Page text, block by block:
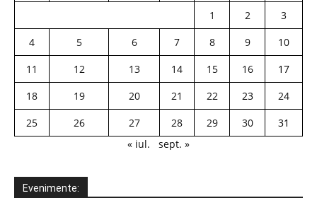
1 2
3
4
5 6 7 8 9
10
11
12 13 14 15 16
17
18
19 20 21 22 23
24
25
26 27 28 29 30
31
« iul.
sept. »
Evenimente: